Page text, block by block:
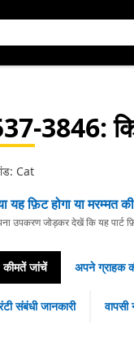
3846:
Cat
यह फ़िट होगा या मरम्मत
उपकरण जोड़कर देखें कि यह पार्ट
कीमतें जांचें अपने ग्राहक
संबंधी जानकारी वापसी